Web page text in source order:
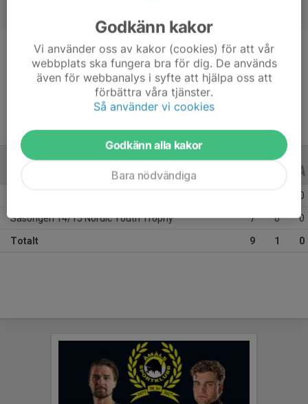
Position
Forward
23 år
14/15
0
Säsongen 14/15 Nordic Youth Trophy 7 0 0
Totalt 9 1 0
Godkänn kakor
Vi använder oss av kakor (cookies) för att vår
webbplats ska fungera bra för dig. De används
även för webbanalys i syfte att hjälpa oss att
förbättra våra tjänster.
Så använder vi cookies
Godkänn alla kakor
Bara nödvändiga